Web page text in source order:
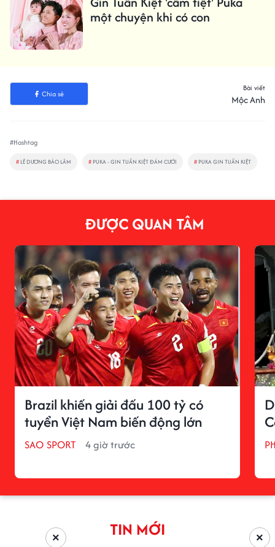
một chuyện khi có con
Chia sẻ
Bài viết
Mộc Anh
#Hashtag
# LÊ DƯƠNG BẢO LÂM # PUKA - GIN TUẤN KIỆT ĐÁM CƯỚI # PUKA GIN TUẤN KIỆT
ĐƯỢC QUAN TÂM
Brazil khiến giải đấu 100 tỷ có
tuyển Việt Nam biến động lớn
SAO SPORT 4 giờ trước
TIN MỚI ×
×